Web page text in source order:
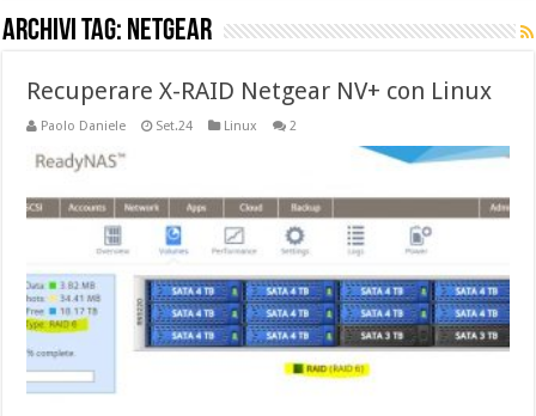
Archivi Tag: netgear
Recuperare X-RAID Netgear NV+ con Linux
Paolo Daniele Set.24 Linux 2